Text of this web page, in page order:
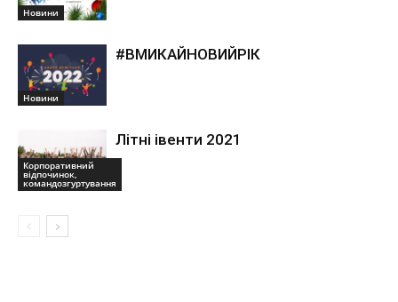
Новини
Новини
#ВМИКАЙНОВИЙРІК
Корпоративний
відпочинок,
командозгуртування
Літні івенти 2021